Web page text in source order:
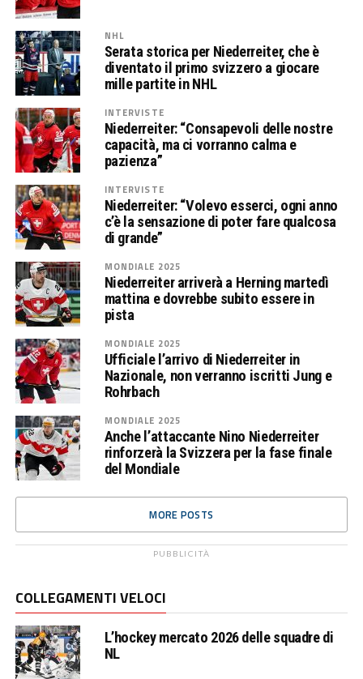
NHL
Serata storica per Niederreiter, che è
diventato il primo svizzero a giocare
mille partite in NHL
INTERVISTE
Niederreiter: “Consapevoli delle nostre
capacità, ma ci vorranno calma e
pazienza”
INTERVISTE
Niederreiter: “Volevo esserci, ogni anno
c’è la sensazione di poter fare qualcosa
di grande”
MONDIALE 2025
Niederreiter arriverà a Herning martedì
mattina e dovrebbe subito essere in
pista
MONDIALE 2025
Ufficiale l’arrivo di Niederreiter in
Nazionale, non verranno iscritti Jung e
Rohrbach
MONDIALE 2025
Anche l’attaccante Nino Niederreiter
rinforzerà la Svizzera per la fase finale
del Mondiale
MORE POSTS
PUBBLICITÀ
COLLEGAMENTI VELOCI
L’hockey mercato 2026 delle squadre di
NL